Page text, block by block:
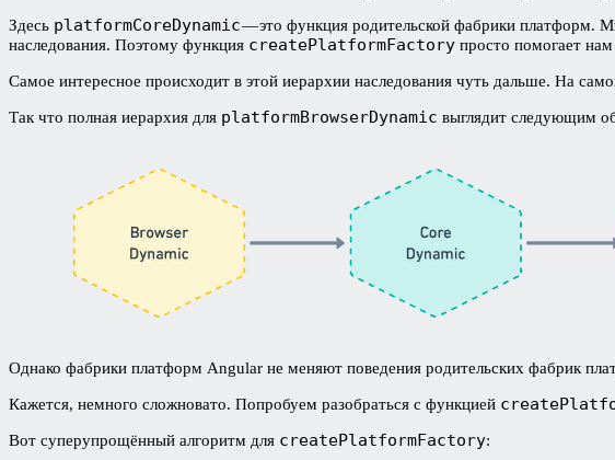
Здесь platformCoreDynamic— это функция родительской фабрики платформ.
наследования. Поэтому функция createPlatformFactory просто помогает
Самое интересное происходит в этой иерархии наследования чуть дальше. На
Так что полная иерархия для platformBrowserDynamic выглядит следующим
Однако фабрики платформ Angular не меняют поведения родительских фабрик
Кажется, немного сложновато. Попробуем разобраться с функцией
Вот суперупрощённый алгоритм для createPlatformFactory: